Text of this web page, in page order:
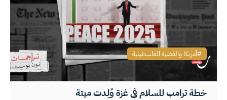
خطة ترامب للسلام في غزة وُلِدت ميتة
أمريكا والقضية الفلسطينية